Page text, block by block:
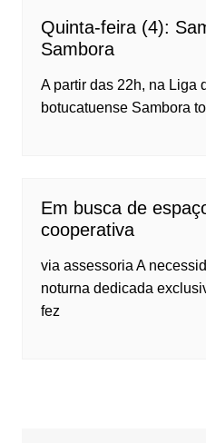
Quinta-feira (4):
Sambora
A partir das 22h, na Liga
botucatuense Sambora
Em busca de
cooperativa
via assessoria A
noturna dedicada
fez